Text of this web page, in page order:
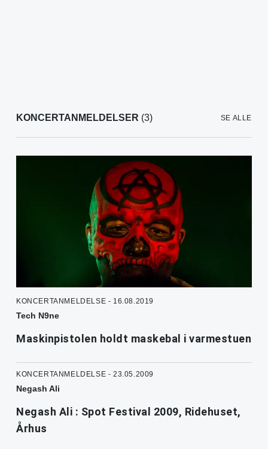
KONCERTANMELDELSER (3) SE ALLE
KONCERTANMELDELSE - 16.08.2019
Tech N9ne
Maskinpistolen holdt maskebal i varmestuen
KONCERTANMELDELSE - 23.05.2009
Negash Ali
Negash Ali : Spot Festival 2009, Ridehuset,
Århus